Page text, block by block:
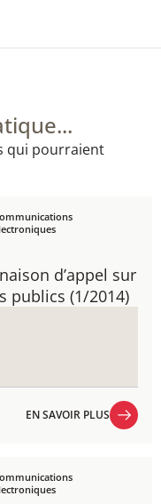
qui pourraient
d’appel sur
publics (1/2014)
EN SAVOIR PLUS